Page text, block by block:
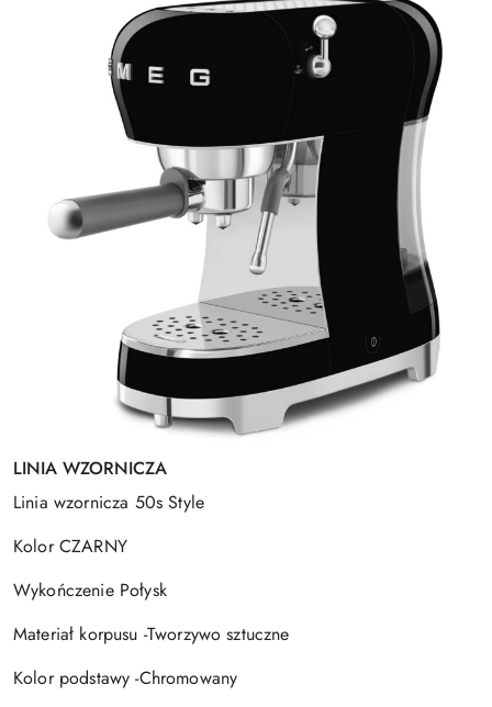
LINIA WZORNICZA
Linia wzornicza 50s Style
Kolor CZARNY
Wykończenie Połysk
Materiał korpusu -Tworzywo sztuczne
Kolor podstawy -Chromowany